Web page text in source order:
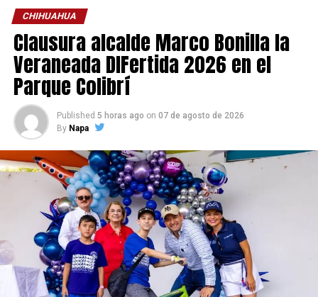
CHIHUAHUA
Clausura alcalde Marco Bonilla la
Veraneada DIFertida 2026 en el
Parque Colibrí
Published 5 horas ago on 07 de agosto de 2026
By Napa